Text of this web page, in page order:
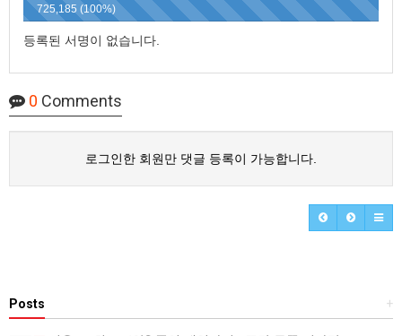
725,185 (100%)
등록된 서명이 없습니다.
0 Comments
로그인한 회원만 댓글 등록이 가능합니다.
+
Posts